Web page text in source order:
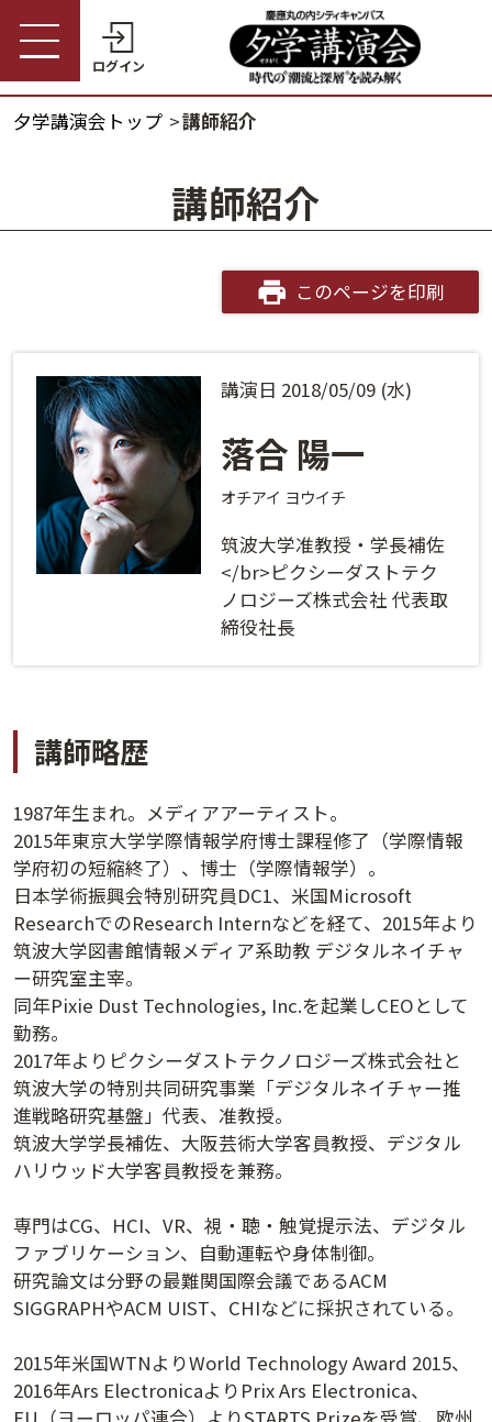
ログイン
パスワード
会員番号・パスワードをお忘れの方
ログインヘルプ
ログインする
プライバシーポリシー に同意の上ご利用ください。
初めてご利用になる方
夕学講演会トップ 講師紹介
講師紹介
このページを印刷
講演日 2018/05/09 (水)
落合 陽一
オチアイ ヨウイチ
筑波大学准教授・学長補佐
</br>ピクシーダストテク
ノロジーズ株式会社 代表取
締役社長
講師略歴
1987年生まれ。メディアアーティスト。
2015年東京大学学際情報学府博士課程修了（学際情報
学府初の短縮終了）、博士（学際情報学）。
日本学術振興会特別研究員DC1、米国Microsoft
ResearchでのResearch Internなどを経て、2015年より
筑波大学図書館情報メディア系助教 デジタルネイチャ
ー研究室主宰。
同年Pixie Dust Technologies, Inc.を起業しCEOとして
勤務。
2017年よりピクシーダストテクノロジーズ株式会社と
筑波大学の特別共同研究事業「デジタルネイチャー推
進戦略研究基盤」代表、准教授。
筑波大学学長補佐、大阪芸術大学客員教授、デジタル
ハリウッド大学客員教授を兼務。
専門はCG、HCI、VR、視・聴・触覚提示法、デジタル
ファブリケーション、自動運転や身体制御。
研究論文は分野の最難関国際会議であるACM
SIGGRAPHやACM UIST、CHIなどに採択されている。
2015年米国WTNよりWorld Technology Award 2015、
2016年Ars ElectronicaよりPrix Ars Electronica、
夕学講演会とは
開催概要
受講料金・割引制度
活用方法
資料請求
ご利用ガイド
講演履歴
法人会員のご案内
講演日程ダウンロード